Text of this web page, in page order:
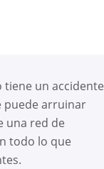
tiene un accidente
puede arruinar
una red de
todo lo que